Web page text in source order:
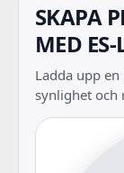
SKAPA
MED
Ladda upp
synlighet och